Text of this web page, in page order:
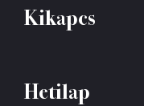
Kikapcs
Hetilap